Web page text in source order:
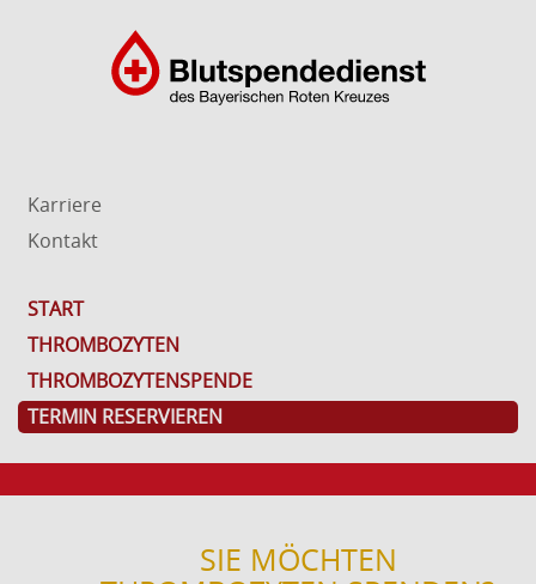
Karriere
Kontakt
START
THROMBOZYTEN
THROMBOZYTENSPENDE
TERMIN RESERVIEREN
SIE MÖCHTEN